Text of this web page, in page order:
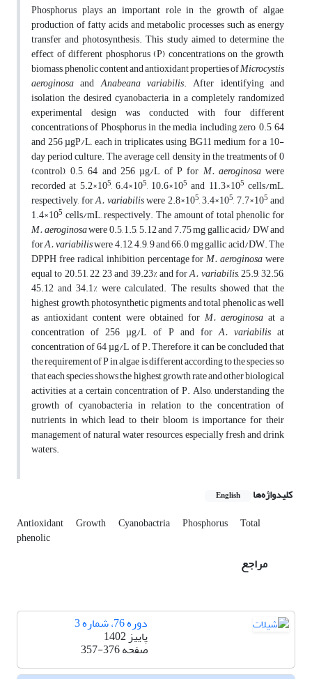
Phosphorus plays an important role in the growth of algae,
production of fatty acids and metabolic processes such as energy
transfer and photosynthesis. This study aimed to determine the
effect of different phosphorus (P) concentrations on the growth,
biomass, phenolic content and antioxidant properties ofMicrocystis
aeroginosa andAnabeana variabilis. After identifying and
isolation the desired cyanobacteria, in a completely randomized
experimental design was conducted with four different
concentrations of Phosphorus in the media, including zero, 0.5, 64
and 256 µgP/L, each in triplicates, using BG11 medium for a 10-
day period culture. The average cell density in the treatments of 0
(control), 0.5, 64 and 256 µg/L of P for M. aeroginosawere
recorded at 5.2×105, 6.4×105, 10.6×105 and 11.3×105 cells/mL,
respectively, forA. variabiliswere 2.8×105, 3.4×105, 7.7×105 and
1.4×105 cells/mL, respectively. The amount of total phenolic for
M. aeroginosawere 0.5, 1.5, 5.12 and 7.75 mg gallic acid/ DW and
forA. variabiliswere 4.12, 4.9, 9 and 66.0 mg gallic acid/DW. The
DPPH free radical inhibition percentage forM. aeroginosawere
equal to 20.51, 22, 23 and 39.23% and forA. variabilis, 25.9, 32.56,
45.12 and 34.1% were calculated. The results showed that the
highest growth, photosynthetic pigments and total phenolic as well
as antioxidant content were obtained for M. aeroginosa at a
concentration of 256 µg/L of P and forA. variabilisat
concentration of 64 µg/L of P. Therefore, it can be concluded that
the requirement of P in algae is different according to the species, so
that each species shows the highest growth rate and other biological
activities at a certain concentration of P. Also, understanding the
growth of cyanobacteria in relation to the concentration of
nutrients in which lead to their bloom is importance for their
management of natural water resources, especially fresh and drink
waters.
کلیدواژه‌ها English
Antioxidant Growth Cyanobactria Phosphorus Total
phenolic
مراجع
دوره 76، شماره 3
پاییز 1402
صفحه357-376